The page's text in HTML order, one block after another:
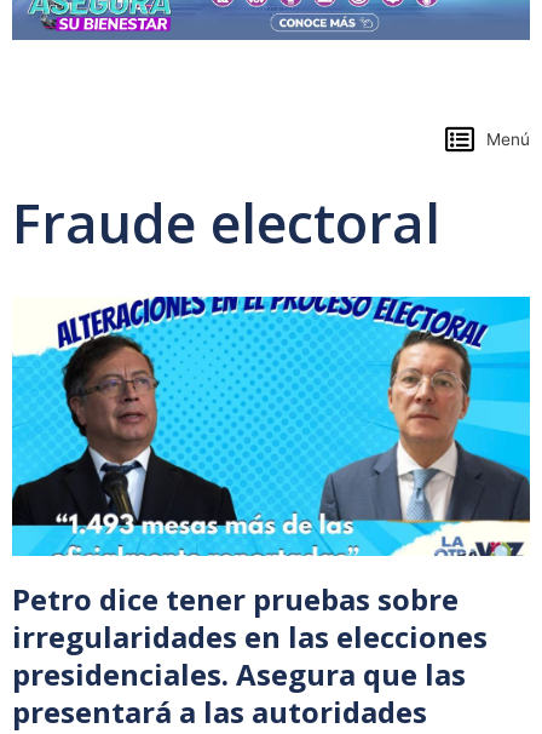
Menú
Fraude electoral
Petro dice tener pruebas sobre
irregularidades en las elecciones
presidenciales. Asegura que las
presentará a las autoridades